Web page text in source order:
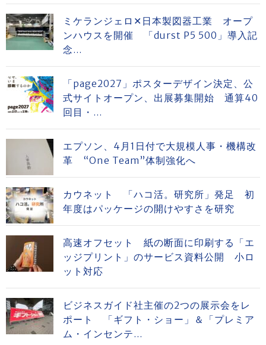
ミケランジェロ✕日本製図器工業 オープ
ンハウスを開催 「durst P5 500」導入記
念...
「page2027」ポスターデザイン決定、公
式サイトオープン、出展募集開始 通算40
回目・...
エプソン、4月1日付で大規模人事・機構改
革 “One Team”体制強化へ
カウネット 「ハコ活。研究所」発足 初
年度はパッケージの開けやすさを研究
高速オフセット 紙の断面に印刷する「エ
ッジプリント」のサービス資料公開 小ロ
ット対応
ビジネスガイド社主催の2つの展示会をレ
ポート 「ギフト・ショー」＆「プレミア
ム・インセンテ...